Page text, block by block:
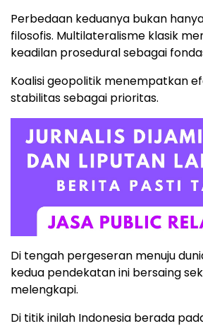
Perbedaan keduanya bukan
filosofis. Multilateralisme klasik
keadilan prosedural sebagai
Koalisi geopolitik menempatkan
stabilitas sebagai prioritas.
Di tengah pergeseran menuju
kedua pendekatan ini bersaing
melengkapi.
Di titik inilah Indonesia berada